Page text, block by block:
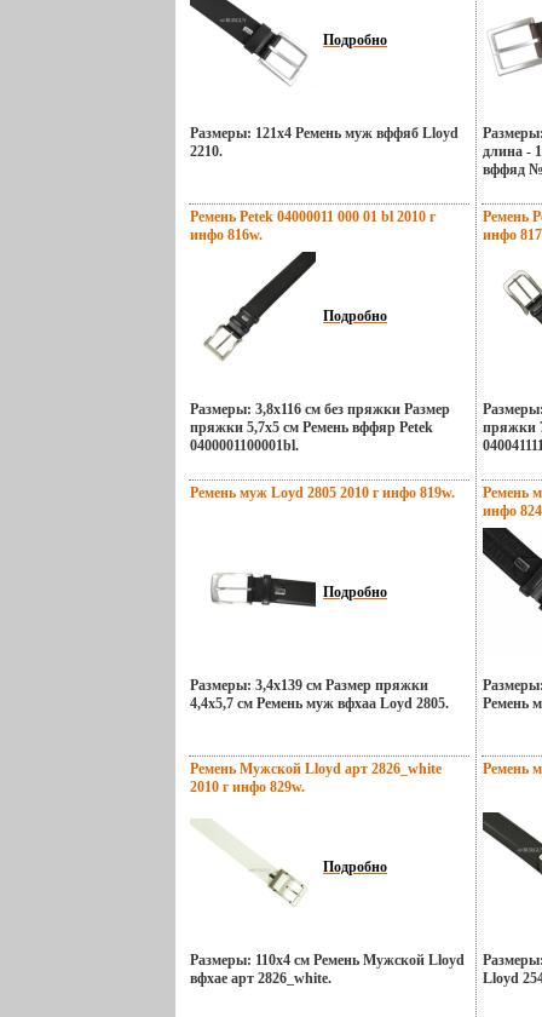
Подробно
Размеры: 121х4 Ремень муж вффяб Lloyd
2210.
Ремень Реtek 04000011 000 01 bl 2010 г
инфо 816w.
Подробно
Размеры: 3,8х116 см без пряжки Размер
пряжки 5,7х5 см Ремень вффяр Реtek
0400001100001bl.
Ремень муж Loyd 2805 2010 г инфо 819w.
Подробно
Размеры: 3,4х139 см Размер пряжки
4,4х5,7 см Ремень муж вфхаа Loyd 2805.
Ремень Мужской Lloyd арт 2826_white
2010 г инфо 829w.
Подробно
Размеры: 110x4 см Ремень Мужской Lloyd
вфхае арт 2826_white.
длина -
вффяд №
Ремень
инфо
пряжки
Ремень
инфо
Ремень
Ремень
Lloyd